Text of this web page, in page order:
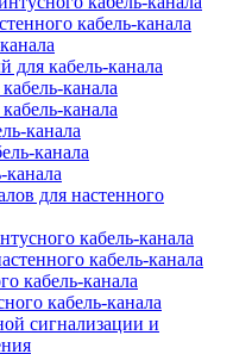
кабель-канала
для кабель-канала
канала
канала
канала
канала
канала
для настенного
кабель-канала
кабель-канала
кабель-канала
кабель-канала